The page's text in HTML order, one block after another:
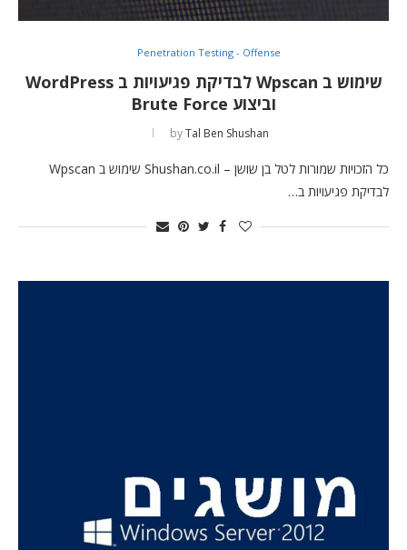
Penetration Testing - Offense
שימוש ב Wpscan לבדיקת פגיעויות ב WordPress
וביצוע Brute Force
byTal Ben Shushan
כל הזכויות שמורות לטל בן שושן – Shushan.co.il שימוש ב Wpscan
לבדיקת פגיעויות ב…